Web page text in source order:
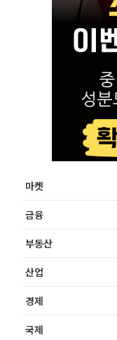
마켓
금융
부동산
산업
경제
국제